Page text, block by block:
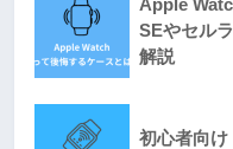
SEやセル
解説
初心者向